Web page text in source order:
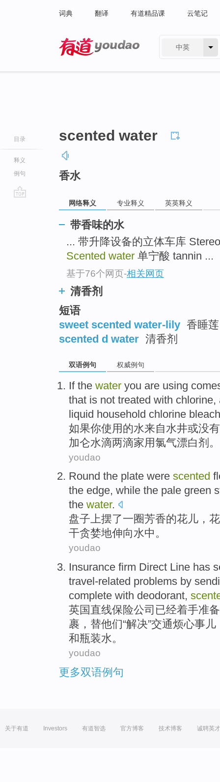
词典 翻译 有道精品课 云笔记
中英
目录
释义
例句
scented water
香水
网络释义 专业释义 英英释义
带香味的水
... 带升降设备的立体车库
Scented water 单宁酸 tannin ...
基于76个网页-相关网页
清香剂
短语
sweet scented water-lily 香睡莲
scented d water 清香剂
双语例句 权威例句
If the water you are using
that is not treated with chlorine,
liquid household chlorine bleach
如果你使用 的水来自水井或没
加仑水滴两滴家用氯气漂白剂
youdao
Round the plate were scented
the edge, while the pale green
the water.
盘子上摆了一圈芳香的花儿 ，
干贪婪地伸向水中。
youdao
Insurance firm Direct Line has
travel-related problems by
complete with deodorant,
英国直线保险公司 已经着手准
裹，替他们“解决”交通烦心事儿
和瓶装水。
youdao
更多双语例句
关于有道 Investors 有道智选 官方博客 技术博客 诚聘英才